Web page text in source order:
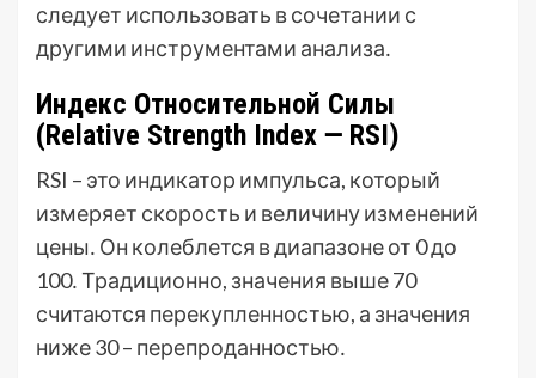
следует использовать в сочетании с
другими инструментами анализа․
Индекс Относительной Силы
(Relative Strength Index ౼ RSI)
RSI – это индикатор импульса, который
измеряет скорость и величину изменений
цены․ Он колеблется в диапазоне от 0 до
100․ Традиционно, значения выше 70
считаются перекупленностью, а значения
ниже 30 – перепроданностью․